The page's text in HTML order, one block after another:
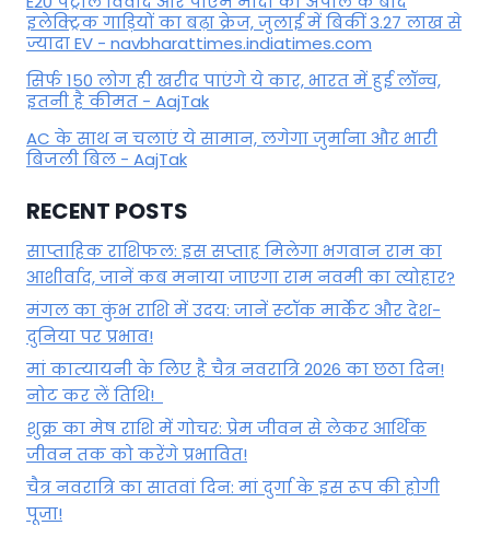
इलेक्ट्रिक गाड़ियों का बढ़ा क्रेज, जुलाई में बिकीं 3.27 लाख से
ज्यादा EV - navbharattimes.indiatimes.com
सिर्फ 150 लोग ही खरीद पाएंगे ये कार, भारत में हुई लॉन्च,
इतनी है कीमत - AajTak
AC के साथ न चलाएं ये सामान, लगेगा जुर्माना और भारी
बिजली बिल - AajTak
RECENT POSTS
साप्ताहिक राशिफल: इस सप्ताह मिलेगा भगवान राम का
आशीर्वाद, जानें कब मनाया जाएगा राम नवमी का त्योहार?
मंगल का कुंभ राशि में उदय: जानें स्‍टॉक मार्केट और देश-
दुनिया पर प्रभाव!
मां कात्‍यायनी के लिए है चैत्र नवरात्रि 2026 का छठा दिन!
नोट कर लें तिथि!
शुक्र का मेष राशि में गोचर: प्रेम जीवन से लेकर आर्थिक
जीवन तक को करेंगे प्रभावित!
चैत्र नवरात्रि का सातवां दिन: मां दुर्गा के इस रूप की होगी
पूजा!